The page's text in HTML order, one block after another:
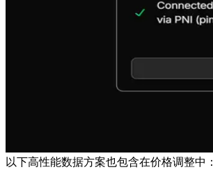
以下高性能数据方案也包含在价格调整中：